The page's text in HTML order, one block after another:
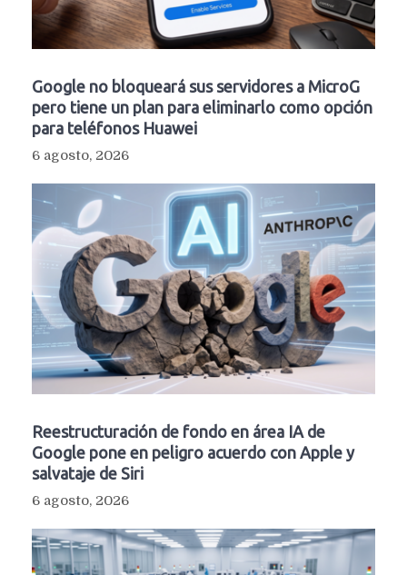
Google no bloqueará sus servidores a MicroG
pero tiene un plan para eliminarlo como opción
para teléfonos Huawei
6 agosto, 2026
Reestructuración de fondo en área IA de
Google pone en peligro acuerdo con Apple y
salvataje de Siri
6 agosto, 2026